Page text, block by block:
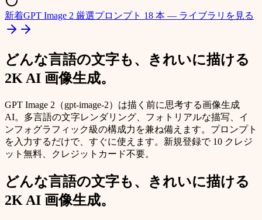
新着GPT Image 2 厳選プロンプト 18 本 — ライブラリを見る
どんな言語の文字も、きれいに描ける
2K AI 画像生成。
GPT Image 2（gpt-image-2）は描く前に思考する画像生成
AI。多言語の文字レンダリング、フォトリアルな描写、イ
ンフォグラフィック級の構成力を兼ね備えます。プロンプト
を入力するだけで、すぐに使えます。 新規登録で 10 クレジ
ット無料、クレジットカード不要。
どんな言語の文字も、きれいに描ける
2K AI 画像生成。